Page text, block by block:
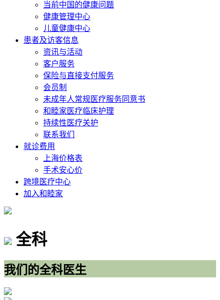
当前中国的健康问题
健康管理中心
儿童健康中心
患者及访客信息
资讯与活动
客户服务
保险与直接支付服务
会员制
未成年人常规医疗服务同意书
和睦家医疗临床护理
持续性医疗关护
联系我们
就诊费用
上海价格表
手术安心价
跨境医疗中心
加入和睦家
全科
我们的全科医生